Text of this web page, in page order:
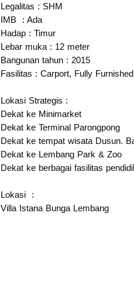
Legalitas : SHM
IMB : Ada
Hadap : Timur
Lebar muka : 12 meter
Bangunan tahun : 2015
Fasilitas : Carport, Fully Furnished
Lokasi Strategis :
Dekat ke Minimarket
Dekat ke Terminal Parongpong
Dekat ke tempat wisata Dusun.
Dekat ke Lembang Park & Zoo
Dekat ke berbagai fasilitas
Lokasi :
Villa Istana Bunga Lembang